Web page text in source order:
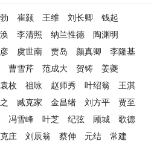
崔颢 王维 刘长卿
钱起
李清照 纳兰性德
陶渊明
虞世南 贾岛 颜真卿
李隆基
曹雪芹 范成大 贺铸
姜夔
袁枚 祖咏 赵师秀 叶绍翁
王淇
臧克家 金昌绪 刘方平
贾至
冯雪峰 叶芝 纪弦 顾城
歌德
庄 刘辰翁 蔡伸 元结
常建